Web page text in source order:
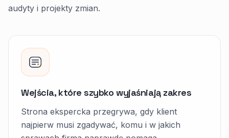
audyty i projekty zmian.
Wejścia, które szybko wyjaśniają zakres
Strona ekspercka przegrywa, gdy klient
najpierw musi zgadywać, komu i w jakich